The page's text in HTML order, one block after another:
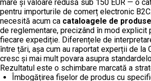
mare și valoare redusă sub 150 EUR — o
pentru importurile de comerț electronic
necesită acum ca cataloagele de produse
de reglementare, precizând în mod explicit
fiecare expediție. Diferențele de
între țări, așa cum au raportat experții de la
cresc și mai mult povara asupra
Rezultatul este o schimbare marcată a
Îmbogățirea fișelor de produs cu